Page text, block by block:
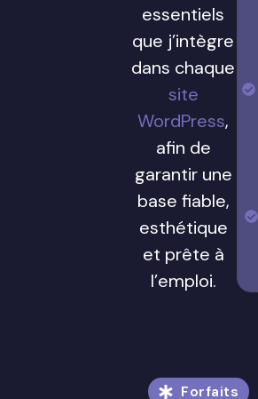
essentiels
que j’intègre
dans chaque
site
WordPress,
afin de
garantir une
base fiable,
esthétique
et prête à
l’emploi.
Forfaits